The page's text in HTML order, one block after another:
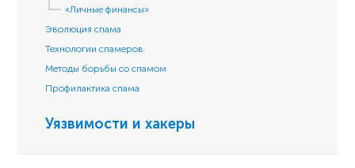
«Личные финансы»
Эволюция спама
Технологии спамеров
Методы борьбы со спамом
Профилактика спама
Уязвимости и хакеры